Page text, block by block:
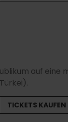
auf eine
TICKETS KAUFEN